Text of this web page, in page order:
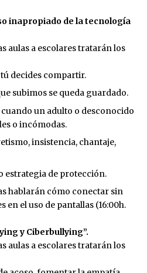
inapropiado de la tecnología
aulas a escolares tratarán los
decides compartir.
subimos se queda guardado.
un adulto o desconocido
o incómodas.
insistencia, chantaje,
estrategia de protección.
hablarán cómo conectar sin
en el uso de pantallas (16:00h.
y Ciberbullying”.
aulas a escolares tratarán los